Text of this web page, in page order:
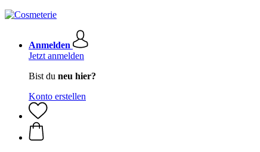
Anmelden
Jetzt anmelden
Bist du neu hier?
Konto erstellen